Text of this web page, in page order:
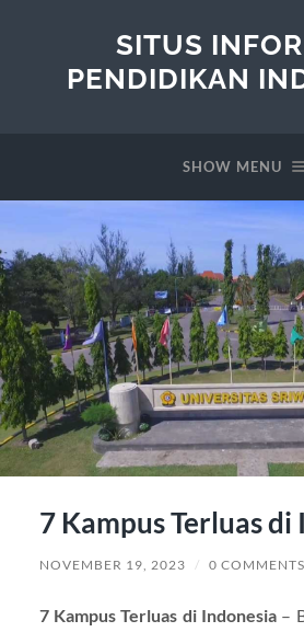
SITUS
PENDIDIKAN
SHOW MENU
7 Kampus Terluas di
NOVEMBER 19, 2023 / 0 COMMENTS
7 Kampus Terluas di Indonesia –